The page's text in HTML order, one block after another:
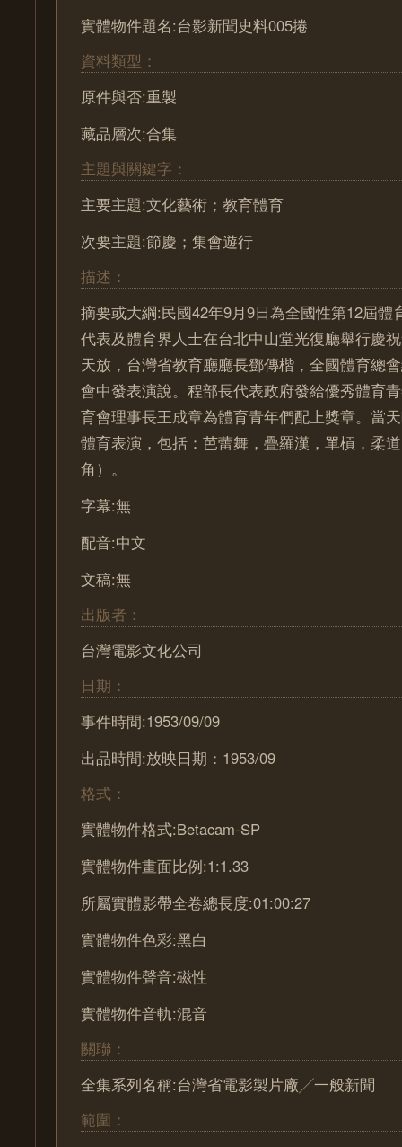
實體物件題名:台影新聞史料005捲
資料類型：
原件與否:重製
藏品層次:合集
主題與關鍵字：
主要主題:文化藝術；教育體育
次要主題:節慶；集會遊行
描述：
摘要或大綱:民國42年9月9日為全國性第12屆體
代表及體育界人士在台北中山堂光復廳舉行慶
天放，台灣省教育廳廳長鄧傳楷，全國體育總
會中發表演說。程部長代表政府發給優秀體育
育會理事長王成章為體育青年們配上獎章。當
體育表演，包括：芭蕾舞，疊羅漢，單槓，柔
角）。
字幕:無
配音:中文
文稿:無
出版者：
台灣電影文化公司
日期：
事件時間:1953/09/09
出品時間:放映日期：1953/09
格式：
實體物件格式:Betacam-SP
實體物件畫面比例:1:1.33
所屬實體影帶全卷總長度:01:00:27
實體物件色彩:黑白
實體物件聲音:磁性
實體物件音軌:混音
關聯：
全集系列名稱:台灣省電影製片廠╱一般新聞
範圍：